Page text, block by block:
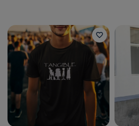
favorite_border